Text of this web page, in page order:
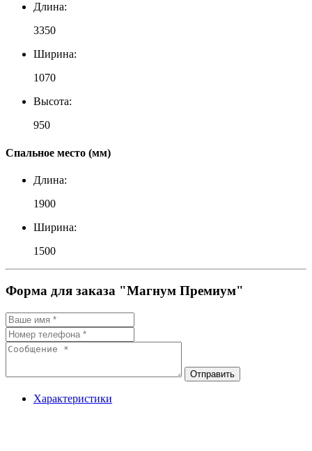
Длина:
3350
Ширина:
1070
Высота:
950
Спальное место (мм)
Длина:
1900
Ширина:
1500
Форма для заказа "Магнум Премиум"
Отправить
Характеристики